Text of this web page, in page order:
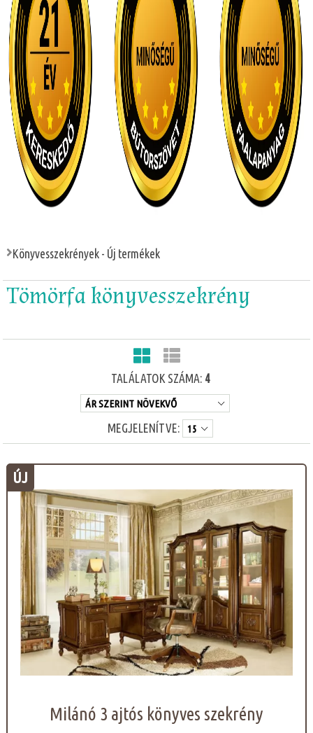
Könyvesszekrények - Új termékek
Tömörfa könyvesszekrény
TALÁLATOK SZÁMA: 4
MEGJELENÍTVE:
ÚJ
Milánó 3 ajtós könyves szekrény